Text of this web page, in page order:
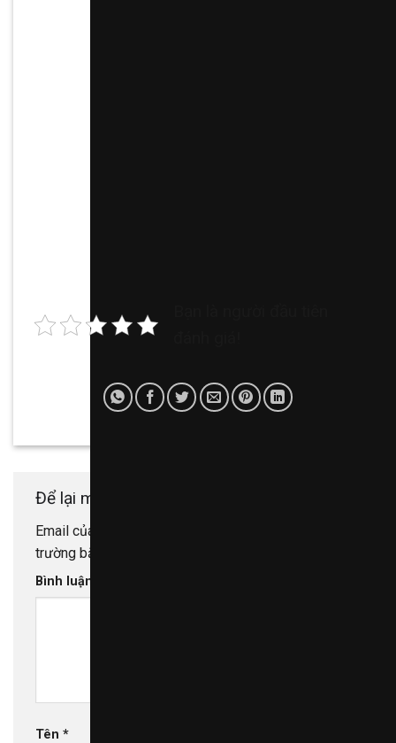
Để lại một bình luận
Email của bạn sẽ không được hiển thị công khai.
trường bắt buộc được đánh dấu
Bình luận
Tên *